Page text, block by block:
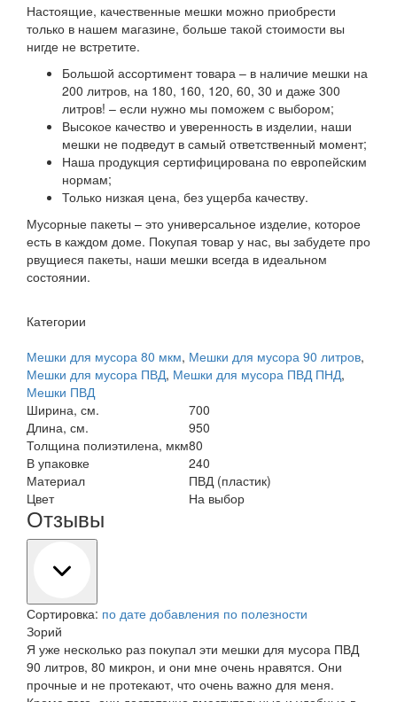
Настоящие, качественные мешки можно приобрести
только в нашем магазине, больше такой стоимости вы
нигде не встретите.
Большой ассортимент товара – в наличие мешки на
200 литров, на 180, 160, 120, 60, 30 и даже 300
литров! – если нужно мы поможем с выбором;
Высокое качество и уверенность в изделии, наши
мешки не подведут в самый ответственный момент;
Наша продукция сертифицирована по европейским
нормам;
Только низкая цена, без ущерба качеству.
Мусорные пакеты – это универсальное изделие, которое
есть в каждом доме. Покупая товар у нас, вы забудете про
рвущиеся пакеты, наши мешки всегда в идеальном
состоянии.
Категории
Мешки для мусора 80 мкм, Мешки для мусора 90 литров,
Мешки для мусора ПВД, Мешки для мусора ПВД ПНД,
Мешки ПВД
Ширина, см.
700
Длина, см.
950
Толщина полиэтилена, мкм80
В упаковке
240
Материал
ПВД (пластик)
Цвет
На выбор
Отзывы
Сортировка: по дате добавления по полезности
Зорий
Я уже несколько раз покупал эти мешки для мусора ПВД
90 литров, 80 микрон, и они мне очень нравятся. Они
прочные и не протекают, что очень важно для меня.